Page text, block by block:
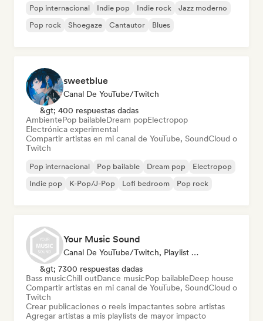
Pop internacional Indie pop Indie rock
Jazz moderno
Pop rock
Shoegaze Cantautor Blues
sweetblue
Canal De YouTube/Twitch
&gt; 400 respuestas dadas
AmbientePop bailableDream popElectropop
Electrónica experimental
Compartir artistas en mi canal de YouTube, SoundCloud o
Twitch
Pop internacional Pop bailable Dream pop
Electropop
Indie pop
K-Pop/J-Pop Lofi bedroom Pop rock
Your Music Sound
Canal De YouTube/Twitch, Playlist Curator, Social Media Influencer
&gt; 7300 respuestas dadas
Bass musicChill outDance musicPop bailableDeep house
Compartir artistas en mi canal de YouTube, SoundCloud o
Twitch
Crear publicaciones o reels impactantes sobre artistas
Agregar artistas a mis playlists de mayor impacto